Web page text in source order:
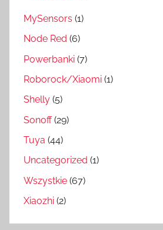
MySensors (1)
Node Red (6)
Powerbanki (7)
Roborock/Xiaomi (1)
Shelly (5)
Sonoff(29)
Tuya (44)
Uncategorized (1)
Wszystkie (67)
Xiaozhi (2)